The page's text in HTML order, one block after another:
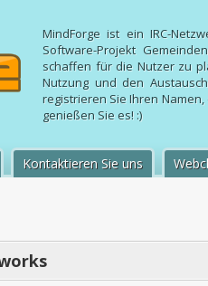
MindForge ist ein IRC-
Software-Projekt
schaffen für die Nutzer zu
Nutzung und den
registrieren Sie Ihren
genießen Sie es! :)
Kontaktieren Sie uns